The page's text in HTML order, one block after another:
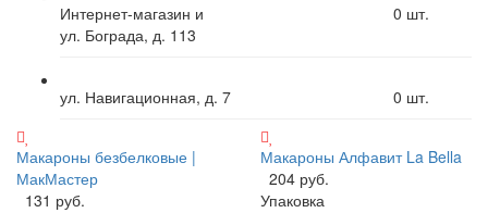
Интернет-магазин и
ул. Бограда, д. 113
0 шт.
ул. Навигационная, д. 7 0 шт.
Макароны безбелковые |
МакМастер
131 руб.
Макароны Алфавит La Bella
204 руб.
Упаковка